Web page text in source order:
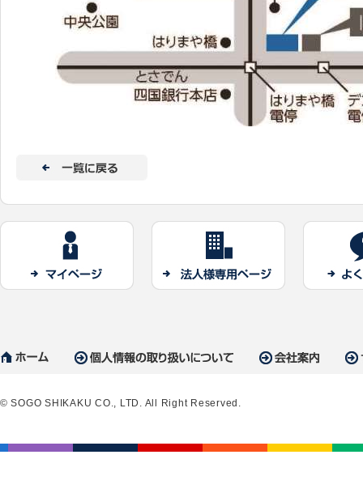
© SOGO SHIKAKU CO., LTD. All Right Reserved.